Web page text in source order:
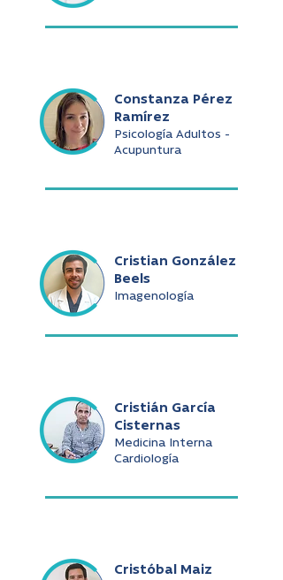
Constanza Pérez
Ramírez
Psicología Adultos -
Acupuntura
Cristian González
Beels
Imagenología
Cristián García
Cisternas
Medicina Interna
Cardiología
Cristóbal Maiz